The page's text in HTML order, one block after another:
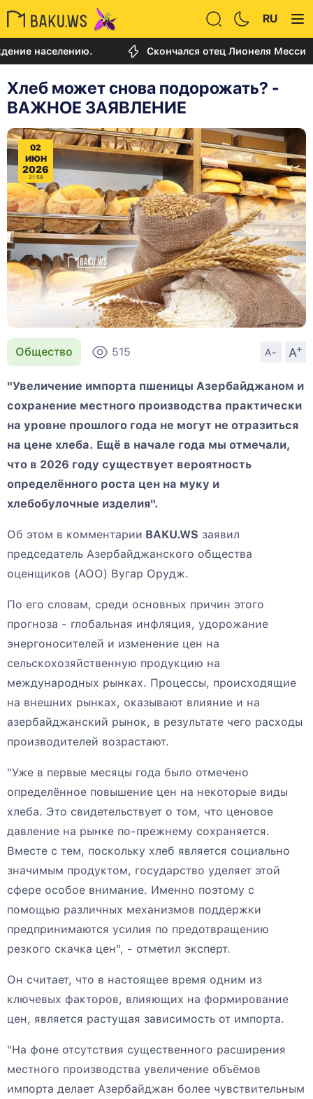
RU
Скончался отец Лионеля Месси
Хлеб может снова подорожать? -
ВАЖНОЕ ЗАЯВЛЕНИЕ
02
ИЮН
2026
21:58
Общество 515 A- A
+
"Увеличение импорта пшеницы Азербайджаном и
сохранение местного производства практически
на уровне прошлого года не могут не отразиться
на цене хлеба. Ещё в начале года мы отмечали,
что в 2026 году существует вероятность
определённого роста цен на муку и
хлебобулочные изделия".
Об этом в комментарии BAKU.WS заявил
председатель Азербайджанского общества
оценщиков (АОО) Вугар Орудж.
По его словам, среди основных причин этого
прогноза - глобальная инфляция, удорожание
энергоносителей и изменение цен на
сельскохозяйственную продукцию на
международных рынках. Процессы, происходящие
на внешних рынках, оказывают влияние и на
азербайджанский рынок, в результате чего расходы
производителей возрастают.
"Уже в первые месяцы года было отмечено
определённое повышение цен на некоторые виды
хлеба. Это свидетельствует о том, что ценовое
давление на рынке по-прежнему сохраняется.
Вместе с тем, поскольку хлеб является социально
значимым продуктом, государство уделяет этой
сфере особое внимание. Именно поэтому с
помощью различных механизмов поддержки
предпринимаются усилия по предотвращению
резкого скачка цен", - отметил эксперт.
Он считает, что в настоящее время одним из
ключевых факторов, влияющих на формирование
цен, является растущая зависимость от импорта.
"На фоне отсутствия существенного расширения
местного производства увеличение объёмов
импорта делает Азербайджан более чувствительным